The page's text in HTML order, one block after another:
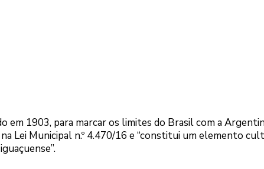
em 1903, para marcar os limites do Brasil com a
Lei Municipal n.º 4.470/16 e “constitui um elemento